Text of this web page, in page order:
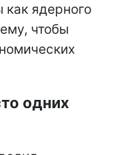
ядерного
чтобы
одних